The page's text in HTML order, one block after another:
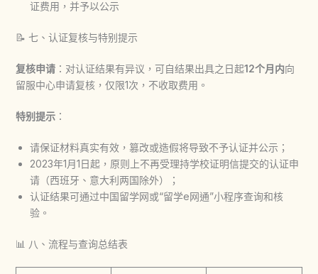
证费用，并予以公示
📝 七、认证复核与特别提示
复核申请：对认证结果有异议，可自结果出具之日起12个月内向
留服中心申请复核，仅限1次，不收取费用。
特别提示：
请保证材料真实有效，篡改或造假将导致不予认证并公示；
2023年1月1日起，原则上不再受理持学校证明信提交的认证申
请（西班牙、意大利两国除外）；
认证结果可通过中国留学网或“留学e网通”小程序查询和核
验。
📊 八、流程与查询总结表